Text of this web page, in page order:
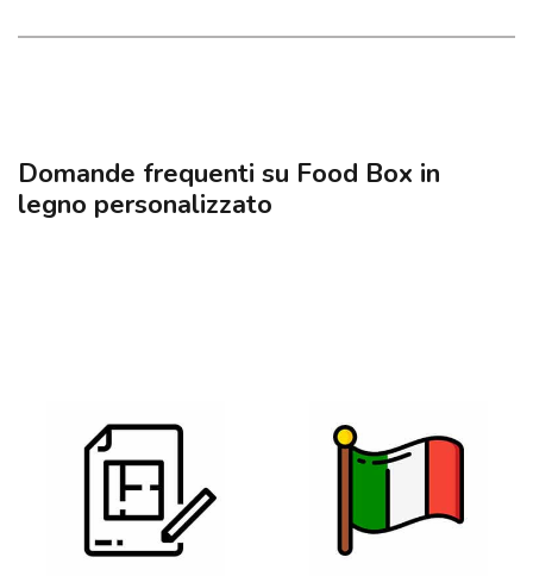
Domande frequenti su Food Box in
legno personalizzato